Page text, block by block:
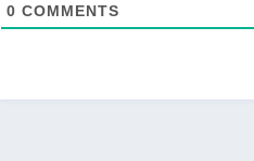
0 COMMENTS